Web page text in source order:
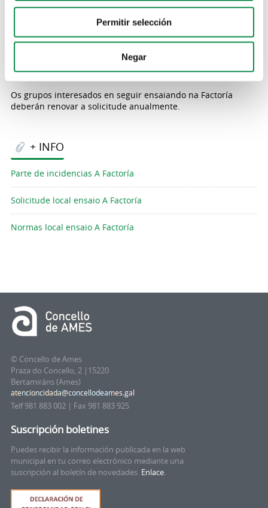
Permitir selección
Negar
Os músicos e músicas de Ames xa poden reservar os
materiais e as instalacións do local municipal A Factoría
enviando a solicitude a través do correo electrónico
omix@concellodeames.gal. Debe, polo menos, un dos/as
seus/súas integrantes debe estar empadroado en Ames e o
grupo debe estar dado de alta no censo municipal de
artistas do concello.
Os grupos interesados en seguir ensaiando na Factoría
deberán renovar a solicitude anualmente.
+ INFO
Parte de incidencias A Factoría
Solicitude local ensaio A Factoría
Normas local ensaio A Factoría
© Concello de Ames
Praza do Concello, 2 |15220
Bertamiráns (Ames)
Telf 981 883 002 | Fax 981 883 925
Suscripción boletines
Puedes recibir la información publicada en la web
municipal en tu correo electrónico mediante una
suscripción al boletín de novedades. Enlace.